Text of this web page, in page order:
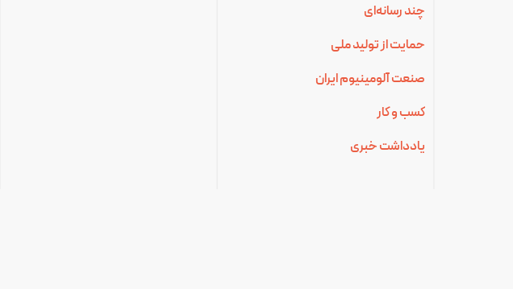
چند رسانه‌ای
حمایت از تولید ملی
صنعت آلومینیوم ایران
کسب و کار
یادداشت خبری